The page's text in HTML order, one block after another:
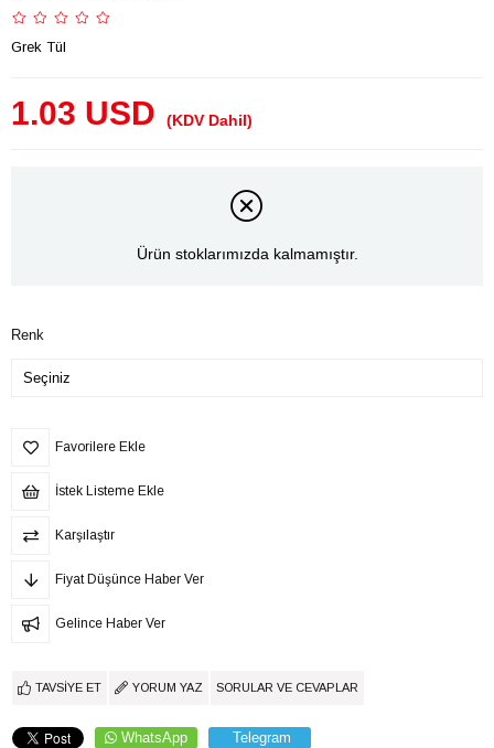
Grek Tül
1.03 USD (KDV Dahil)
Ürün stoklarımızda kalmamıştır.
Renk
Favorilere Ekle
İstek Listeme Ekle
Karşılaştır
Fiyat Düşünce Haber Ver
Gelince Haber Ver
TAVSIYE ET YORUM YAZ SORULAR VE CEVAPLAR
WhatsApp Telegram